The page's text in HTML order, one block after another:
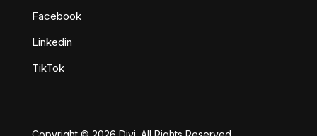
Facebook
Linkedin
TikTok